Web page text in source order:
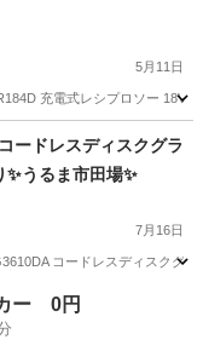
5月11日
充電式レシプロソー 18V
ードレスディスクグラ
うるま市田場✨
7月16日
コードレスディスクグ
ー 0円